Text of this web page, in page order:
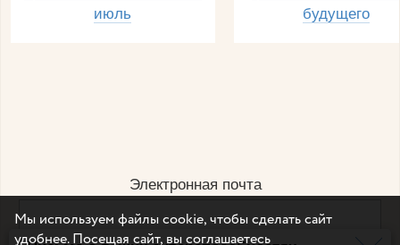
июль
будущего
Электронная почта
Мы используем файлы cookie, чтобы сделать сайт
удобнее. Посещая сайт, вы соглашаетесь